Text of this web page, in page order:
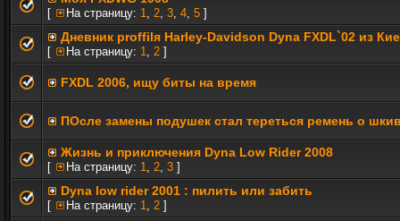
[ На страницу: 1, 2, 3, 4, 5 ]
Дневник proffilя Harley-Davidson Dyna FXDL`02 из
[ На страницу: 1, 2 ]
FXDL 2006, ищу биты на время
ПОсле замены подушек стал тереться ремень о шкив
Жизнь и приключения Dyna Low Rider 2008
[ На страницу: 1, 2, 3 ]
Dyna low rider 2001 : пилить или забить
[ На страницу: 1, 2 ]